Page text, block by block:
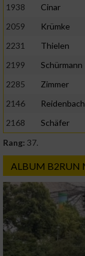
1938
Cinar
2059
Krümke
2231
Thielen
2199
Schürmann
2285
Zimmer
2146
Reidenbach
2168
Schäfer
Rang: 37.
ALBUM B2RUN